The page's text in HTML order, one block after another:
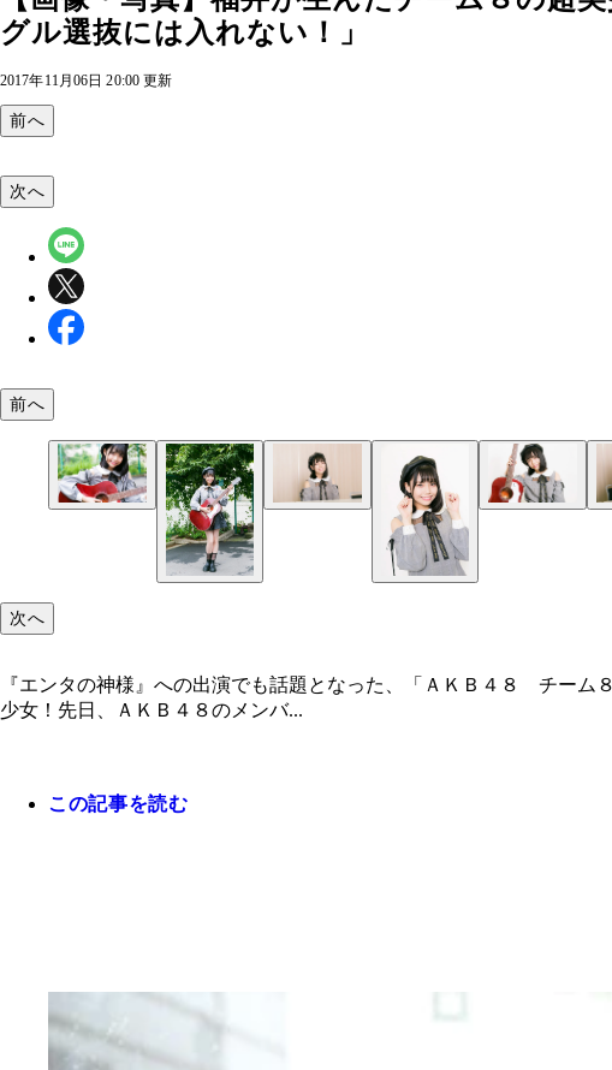
グル選抜には入れない！」
2017年11月06日 20:00 更新
前へ
次へ
前へ
次へ
『エンタの神様』への出演でも話題となった、「ＡＫＢ４８ チーム
少女！先日、ＡＫＢ４８のメンバ...
この記事を読む